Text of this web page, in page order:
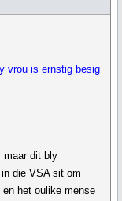
vrou is ernstig besig
maar dit bly
die VSA sit om
het oulike mense